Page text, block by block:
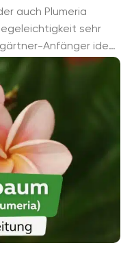
auch Plumeria
sehr
Anfänger ideal
Balkone und